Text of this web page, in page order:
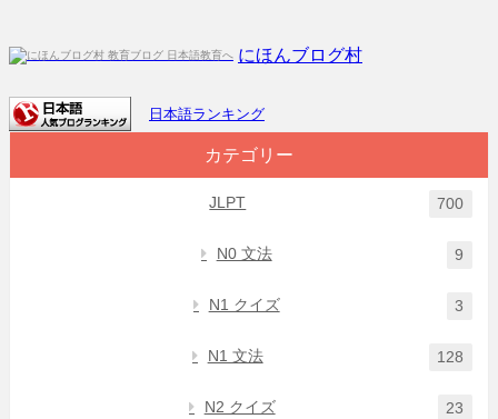
にほんブログ村
日本語ランキング
カテゴリー
JLPT 700
N0 文法 9
N1 クイズ 3
N1 文法 128
N2 クイズ 23